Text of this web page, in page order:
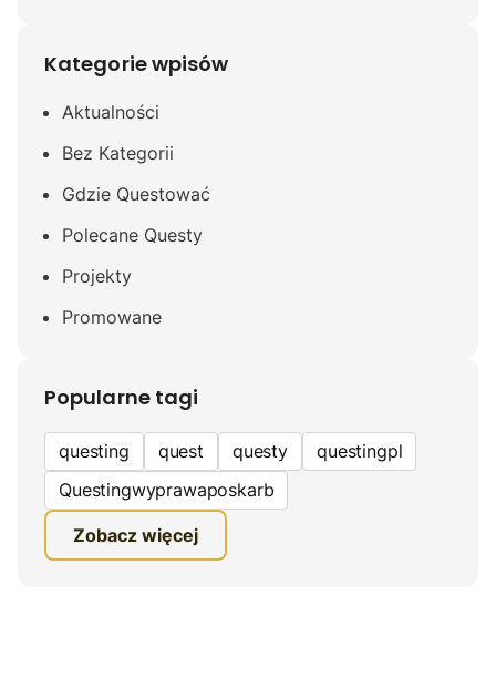
Kategorie wpisów
Aktualności
Bez Kategorii
Gdzie Questować
Polecane Questy
Projekty
Promowane
Popularne tagi
questing quest questy
questingpl
Questingwyprawaposkarb
edukacyjna gra terenowa
fundacja questingu
Zobacz więcej